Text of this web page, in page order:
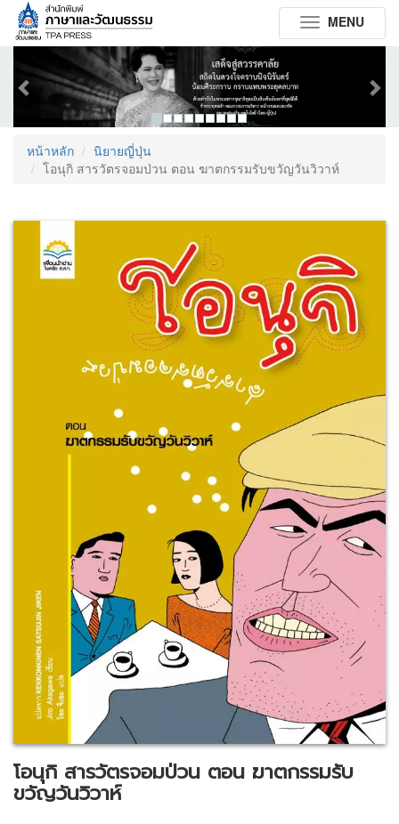
Toggle
navigation
MENU
Previous
หน้าหลัก
นิยายญี่ปุ่น
โอนุกิ สารวัตรจอมป่วน ตอน ฆาตกรรมรับขวัญวันวิวาห์
โอนุกิ สารวัตรจอมป่วน ตอน ฆาตกรรมรับ
ขวัญวันวิวาห์